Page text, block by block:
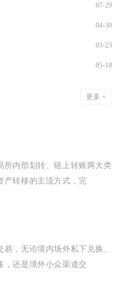
07-29
04-30
03-23
05-18
更多 +
所内部划转、链上转账两大类
产转移的主流方式，完
，无论境内场外私下兑换、
，还是境外小众渠道交